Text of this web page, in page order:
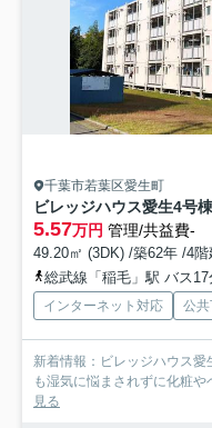
千葉市若葉区愛生町
ビレッジハウス愛生4号棟
5.57万円 管理/共益費-
49.20㎡ (3DK) /築62年 /4階
総武線「稲毛」駅 バス17
インターネット対応 公共
新着情報：ビレッジハウス
も湿気に悩まされずに化粧や
見る